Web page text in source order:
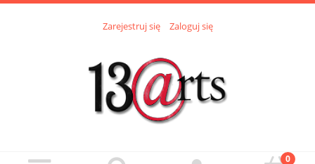
Zarejestruj się Zaloguj się